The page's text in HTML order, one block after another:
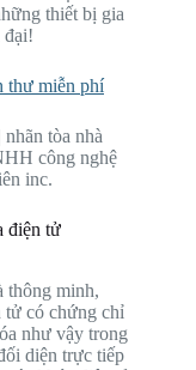
thiết bị gia
đại!
thư miễn phí
điện tử
thông minh,
tử có chứng chỉ
như vậy trong
diện trực tiếp